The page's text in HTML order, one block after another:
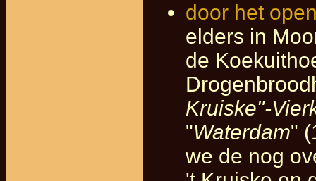
door het
elders in
de
Kruiske"-
"Waterdam"
we de nog